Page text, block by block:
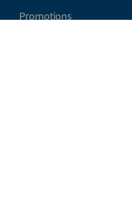
Promotions